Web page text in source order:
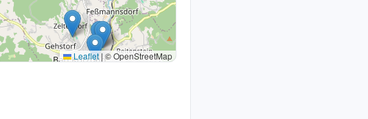
Leaflet |© OpenStreetMap